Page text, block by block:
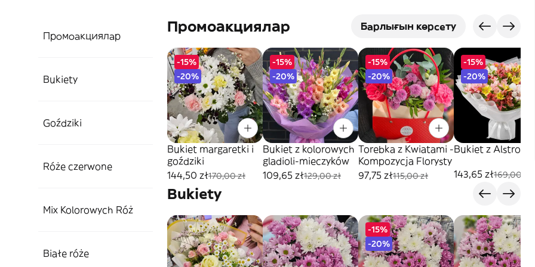
Промоакциялар
Bukiety
Goździki
Róże czerwone
Mix Kolorowych Róż
Białe róże
Промоакциялар Барлығын көрсету
-15%
-20%
Bukiet margaretki i
goździki
144,50 zł170,00 zł
-15%
-20%
Bukiet z kolorowych
gladioli-mieczyków
109,65 zł129,00 zł
-15%
-20%
Torebka z Kwiatami -
Kompozycja Florysty
97,75 zł115,00 zł
-15%
-20%
Bukiet z
143,65 zł169,00 zł
Bukiety
-15%
-20%